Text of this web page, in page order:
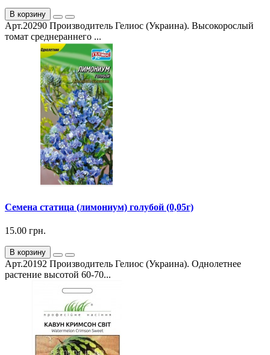
В корзину
Арт.20290 Производитель Гелиос (Украина). Высокорослый
томат среднераннего ...
Семена статица (лимониум) голубой (0,05г)
15.00 грн.
В корзину
Арт.20192 Производитель Гелиос (Украина). Однолетнее
растение высотой 60-70...